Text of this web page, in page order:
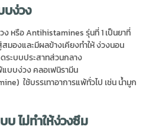
ง่วง
ง หรือ Antihistamines รุ่นที่ 1 เป็นยาที่
สมองและมีผลข้างเคียงทำให้ ง่วงนอน
ระบบประสาทส่วนกลาง
บบง่วง คลอเฟนิรามีน
ใช้บรรเทาอาการแพ้ทั่วไป เช่น น้ำมูก
ไม่ทำให้ง่วงซึม